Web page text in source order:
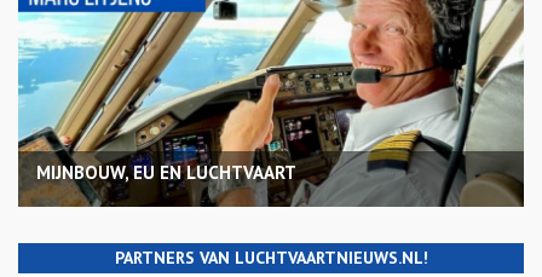
MIJNBOUW, EU EN LUCHTVAART
PARTNERS VAN LUCHTVAARTNIEUWS.NL!